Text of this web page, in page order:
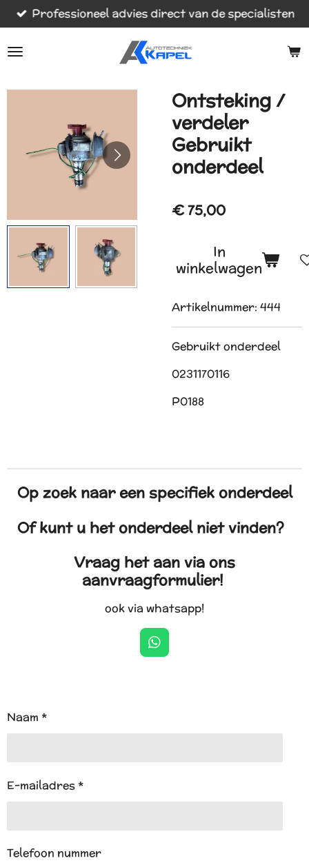
Ga
direct
naar
Professioneel advies direct van de specialisten
Ontsteking /
verdeler
Gebruikt
onderdeel
€ 75,00
In
winkelwagen
Artikelnummer: 444
Gebruikt onderdeel
0231170116
P0188
Op zoek naar een specifiek onderdeel
Of kunt u het onderdeel niet vinden?
Vraag het aan via ons
aanvraagformulier!
ook via whatsapp!
W
h
Naam *
E-mailadres *
Telefoon nummer